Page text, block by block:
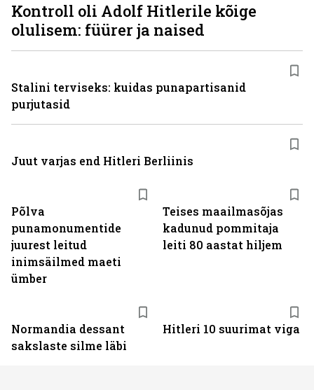
Põlva
punamonumentide
juurest leitud
inimsäilmed maeti
ümber
Teises maailmasõjas
kadunud pommitaja
leiti 80 aastat hiljem
Normandia dessant
sakslaste silme läbi
Hitleri 10 suurimat viga
Kontroll oli Adolf Hitlerile kõige
olulisem: füürer ja naised
Stalini terviseks: kuidas punapartisanid
purjutasid
Juut varjas end Hitleri Berliinis